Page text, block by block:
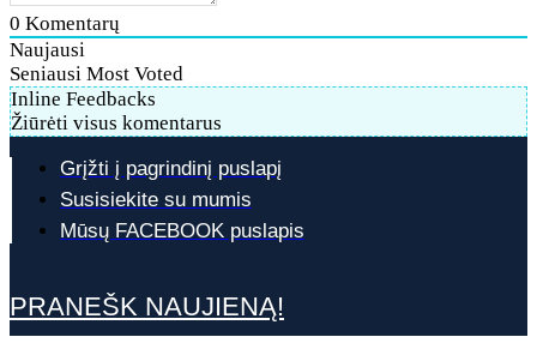
0 Komentarų
Naujausi
Seniausi Most Voted
Inline Feedbacks
Žiūrėti visus komentarus
Grįžti į pagrindinį puslapį
Susisiekite su mumis
Mūsų FACEBOOK puslapis
PRANEŠK NAUJIENĄ!